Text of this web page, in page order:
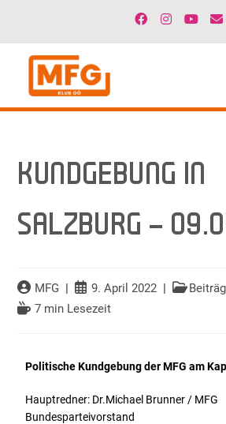
KUNDGEBUNG IN
SALZBURG –
MFG 9. April 2022
7 min Lesezeit
Politische Kundgebung der MFG am
Hauptredner: Dr.Michael Brunner / MFG
Bundesparteivorstand